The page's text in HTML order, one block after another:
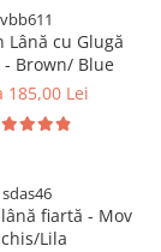
vbb611
Lână cu Glugă
- Brown/ Blue
185,00 Lei
sdas46
fiartă - Mov
Lila